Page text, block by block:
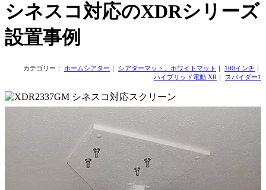
シネスコ対応のXDRシリーズ
設置事例
カテゴリー： ホームシアター ｜ シアターマット、ホワイトマット ｜ 100インチ ｜
ハイブリッド電動 XR ｜ スパイダー1